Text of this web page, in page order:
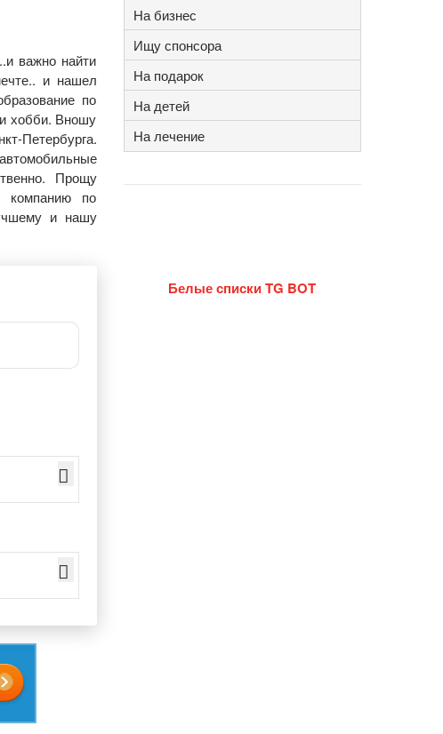
важно найти
и нашел
по
хобби. Вношу
Петербурга.
Прощу
компанию по
и нашу
На бизнес
Ищу спонсора
На подарок
На детей
На лечение
Белые списки TG BOT